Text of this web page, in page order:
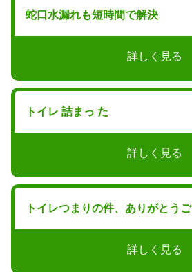
蛇口水漏れも短時間で解決
詳しく見る
トイレ 詰まっ た
詳しく見る
トイレつまりの件、ありがとう
詳しく見る